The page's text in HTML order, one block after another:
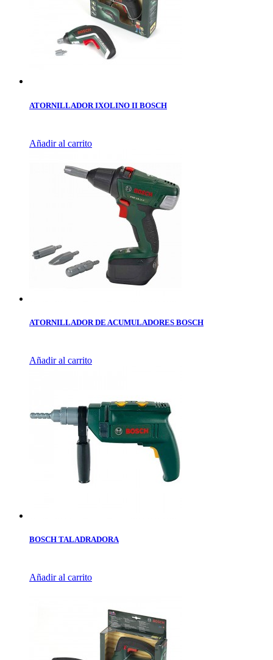
ATORNILLADOR IXOLINO II BOSCH
Añadir al carrito
ATORNILLADOR DE ACUMULADORES BOSCH
Añadir al carrito
BOSCH TALADRADORA
Añadir al carrito